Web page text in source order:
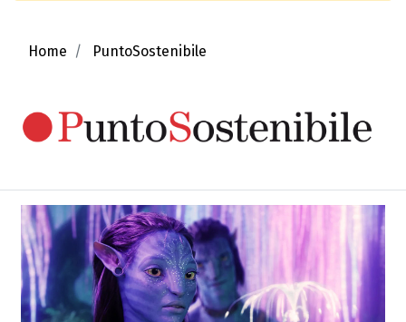
Home PuntoSostenibile